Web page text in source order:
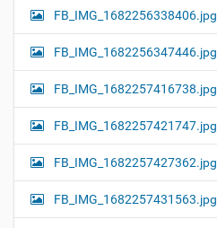
FB_IMG_1682256338406.jpg
FB_IMG_1682256347446.jpg
FB_IMG_1682257416738.jpg
FB_IMG_1682257421747.jpg
FB_IMG_1682257427362.jpg
FB_IMG_1682257431563.jpg